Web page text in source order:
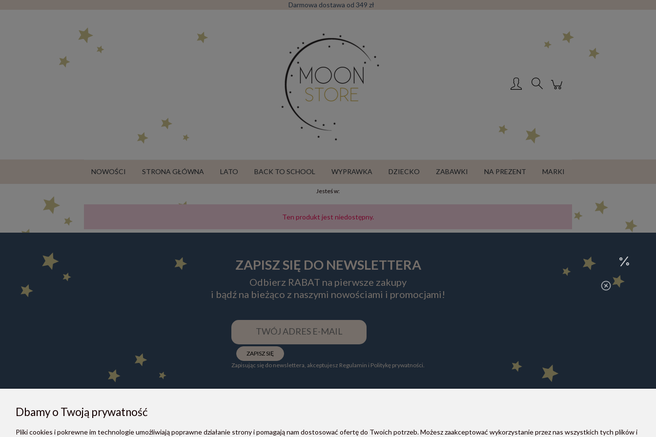
Darmowa dostawa od 349 zł
NOWOŚCI STRONA GŁÓWNA LATO BACK TO SCHOOL WYPRAWKA DZIECKO ZABAWKI NA PREZENT MARKI
Jesteś w:
Ten produkt jest niedostępny.
ZAPISZ SIĘ DO NEWSLETTERA
Odbierz RABAT na pierwsze zakupy
i bądź na bieżąco z naszymi nowościami i promocjami!
ZAPISZ SIĘ
Zapisując się do newslettera, akceptujesz Regulamin i Politykę prywatności.
O NAS POMOC PŁATNOŚCI I DOSTAWA MOON STORE W SOCIAL MEDIA
Dbamy o Twoją prywatność
Pliki cookies i pokrewne im technologie umożliwiają poprawne działanie strony i pomagają nam dostosować ofertę do Twoich potrzeb. Możesz zaakceptować wykorzystanie przez nas wszystkich tych plików i